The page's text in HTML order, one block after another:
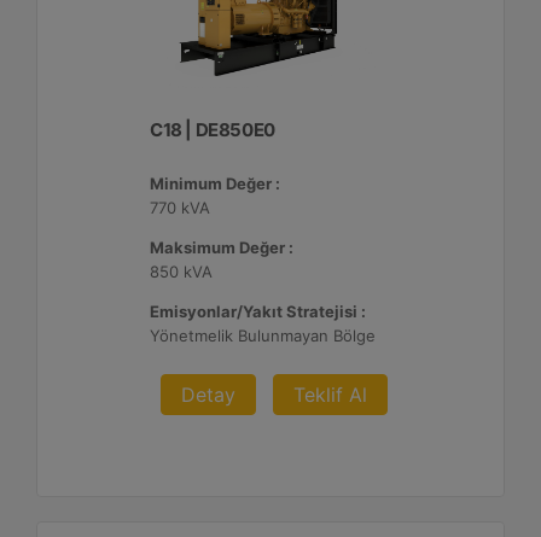
C18 | DE850E0
Minimum Değer :
770 kVA
Maksimum Değer :
850 kVA
Emisyonlar/Yakıt Stratejisi :
Yönetmelik Bulunmayan Bölge
Detay Teklif Al